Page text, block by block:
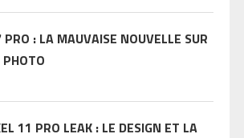
PRO : LA MAUVAISE NOUVELLE SUR
11 PRO LEAK : LE DESIGN ET LA